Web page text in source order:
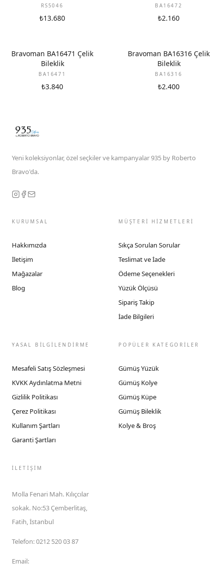
RS5046
₺13.680
BA16472
₺2.160
Bravoman BA16471 Çelik
Bileklik
BA16471
₺3.840
Bravoman BA16316 Çelik
Bileklik
BA16316
₺2.400
Yeni koleksiyonlar, özel seçkiler ve kampanyalar 935 by Roberto
Bravo'da.
KURUMSAL
Hakkımızda
İletişim
Mağazalar
Blog
MÜŞTERİ HİZMETLERİ
Sıkça Sorulan Sorular
Teslimat ve İade
Ödeme Seçenekleri
Yüzük Ölçüsü
Sipariş Takip
İade Bilgileri
YASAL BİLGİLENDİRME
Mesafeli Satış Sözleşmesi
KVKK Aydınlatma Metni
Gizlilik Politikası
Çerez Politikası
Kullanım Şartları
Garanti Şartları
POPÜLER KATEGORİLER
Gümüş Yüzük
Gümüş Kolye
Gümüş Küpe
Gümüş Bileklik
Kolye & Broş
İLETIŞIM
Molla Fenari Mah. Kılıçcılar
sokak. No:53 Çemberlitaş,
Fatih, İstanbul
Telefon:0212 520 03 87
Email: